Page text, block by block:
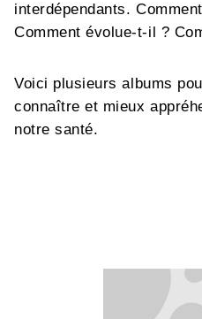
interdépendants.
Comment évolue-t-il ?
Voici plusieurs albums
connaître et mieux
notre santé.